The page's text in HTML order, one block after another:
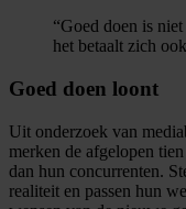
“Goed doen is
het betaalt zich
Goed doen loont
Uit onderzoek van
merken de afgelopen
dan hun concurrenten.
realiteit en passen hun